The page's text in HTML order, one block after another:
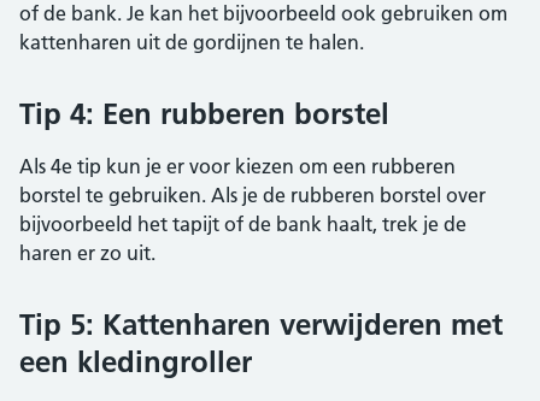
of de bank. Je kan het bijvoorbeeld ook gebruiken om
kattenharen uit de gordijnen te halen.
Tip 4: Een rubberen borstel
Als 4e tip kun je er voor kiezen om een rubberen
borstel te gebruiken. Als je de rubberen borstel over
bijvoorbeeld het tapijt of de bank haalt, trek je de
haren er zo uit.
Tip 5: Kattenharen verwijderen met
een kledingroller